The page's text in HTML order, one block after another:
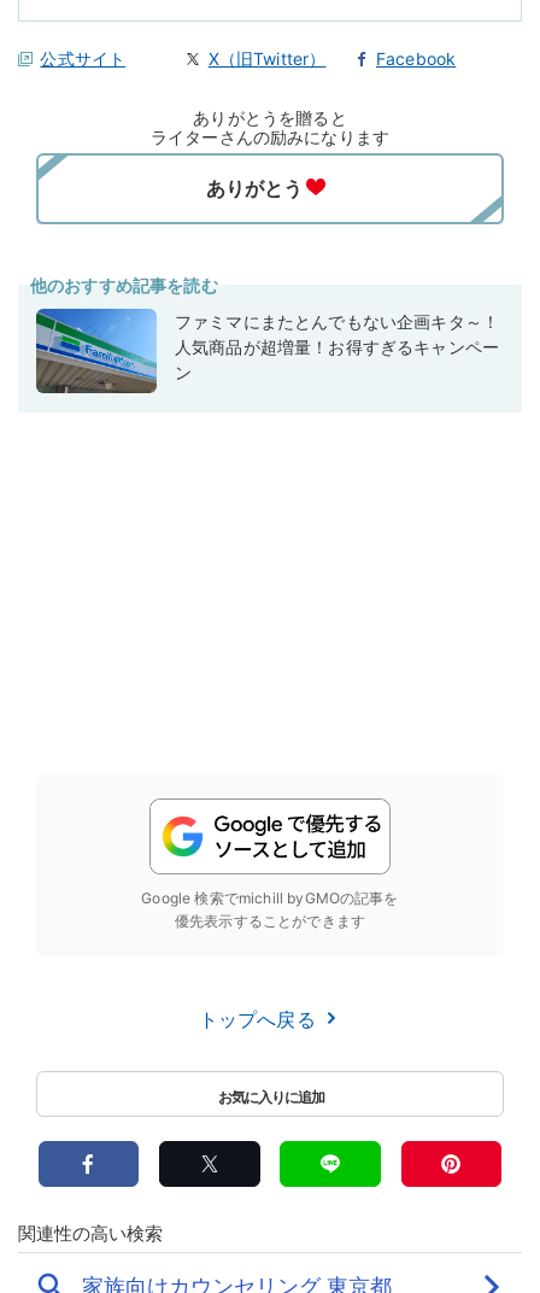
公式サイト X（旧Twitter） Facebook
ありがとうを贈ると
ライターさんの励みになります
他のおすすめ記事を読む
ファミマにまたとんでもない企画キタ～！
人気商品が超増量！お得すぎるキャンペー
ン
Google 検索でmichill byGMOの記事を
優先表示することができます
トップへ戻る